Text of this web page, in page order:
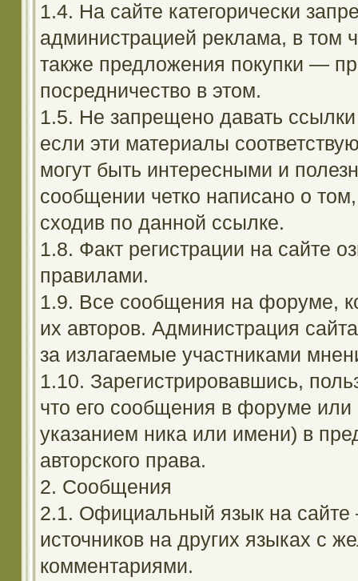
1.4. На сайте категорически
администрацией реклама, в том
также предложения покупки —
посредничество в этом.
1.5. Не запрещено давать
если эти материалы
могут быть интересными и
сообщении четко написано о
сходив по данной ссылке.
1.8. Факт регистрации на сайте
правилами.
1.9. Все сообщения на форуме,
их авторов. Администрация
за излагаемые участниками
1.10. Зарегистрировавшись,
что его сообщения в форуме или
указанием ника или имени) в
авторского права.
2. Сообщения
2.1. Официальный язык на сайте
источников на других языках с
комментариями.